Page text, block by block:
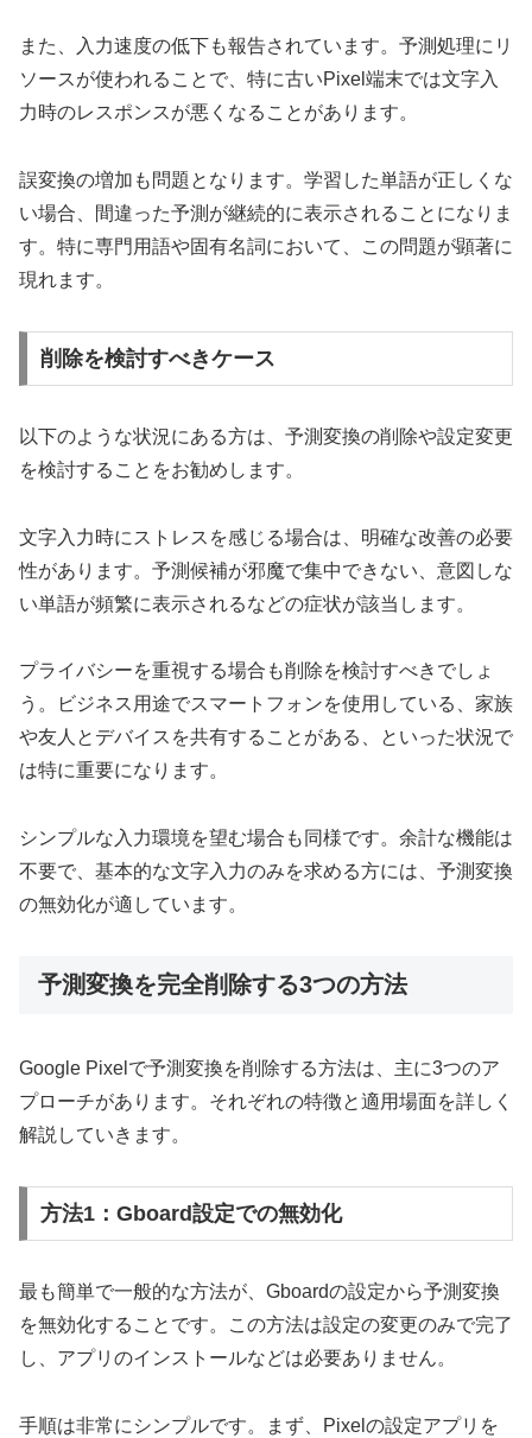
また、入力速度の低下も報告されています。予測処理にリ
ソースが使われることで、特に古いPixel端末では文字入
力時のレスポンスが悪くなることがあります。
誤変換の増加も問題となります。学習した単語が正しくな
い場合、間違った予測が継続的に表示されることになりま
す。特に専門用語や固有名詞において、この問題が顕著に
現れます。
削除を検討すべきケース
以下のような状況にある方は、予測変換の削除や設定変更
を検討することをお勧めします。
文字入力時にストレスを感じる場合は、明確な改善の必要
性があります。予測候補が邪魔で集中できない、意図しな
い単語が頻繁に表示されるなどの症状が該当します。
プライバシーを重視する場合も削除を検討すべきでしょ
う。ビジネス用途でスマートフォンを使用している、家族
や友人とデバイスを共有することがある、といった状況で
は特に重要になります。
シンプルな入力環境を望む場合も同様です。余計な機能は
不要で、基本的な文字入力のみを求める方には、予測変換
の無効化が適しています。
予測変換を完全削除する3つの方法
Google Pixelで予測変換を削除する方法は、主に3つのア
プローチがあります。それぞれの特徴と適用場面を詳しく
解説していきます。
方法1：Gboard設定での無効化
最も簡単で一般的な方法が、Gboardの設定から予測変換
を無効化することです。この方法は設定の変更のみで完了
し、アプリのインストールなどは必要ありません。
手順は非常にシンプルです。まず、Pixelの設定アプリを